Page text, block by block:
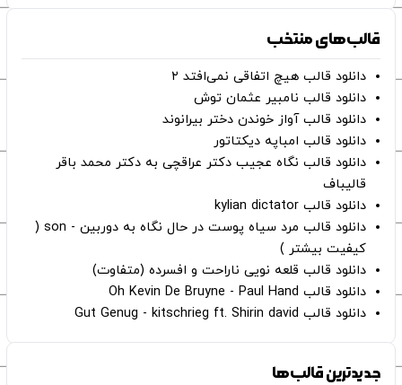
قالب‌های منتخب
دانلود قالب هیچ اتفاقی نمی‌افتد ۲
دانلود قالب نامبیر عثمان ‌توش
دانلود قالب آواز خوندن دختر بیرانوند
دانلود قالب امباپه دیکتاتور
دانلود قالب نگاه عجیب دکتر عراقچی به دکتر محمد باقر
قالیباف
دانلود قالب kylian dictator
دانلود قالب مرد سیاه پوست در حال نگاه به دوربین - son (
کیفیت بیشتر )
دانلود قالب قلعه نویی ناراحت و افسرده (متفاوت)
دانلود قالب Oh Kevin De Bruyne - Paul Hand
دانلود قالب Gut Genug - kitschrieg ft. Shirin david
جدیدترین قالب‌ها